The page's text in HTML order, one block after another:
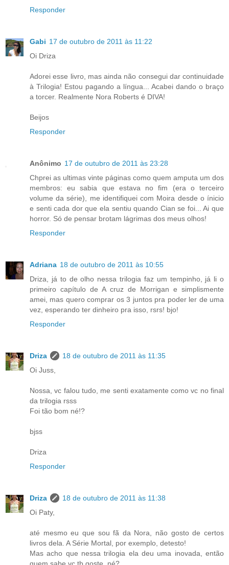
Responder
Gabi 17 de outubro de 2011 às 11:22
Oi Driza
Adorei esse livro, mas ainda não consegui dar continuidade
à Trilogia! Estou pagando a língua... Acabei dando o braço
a torcer. Realmente Nora Roberts é DIVA!
Beijos
Responder
Anônimo 17 de outubro de 2011 às 23:28
Chprei as ultimas vinte páginas como quem amputa um dos
membros: eu sabia que estava no fim (era o terceiro
volume da série), me identifiquei com Moira desde o ínicio
e senti cada dor que ela sentiu quando Cian se foi... Ai que
horror. Só de pensar brotam lágrimas dos meus olhos!
Responder
Adriana 18 de outubro de 2011 às 10:55
Driza, já to de olho nessa trilogia faz um tempinho, já li o
primeiro capítulo de A cruz de Morrigan e simplismente
amei, mas quero comprar os 3 juntos pra poder ler de uma
vez, esperando ter dinheiro pra isso, rsrs! bjo!
Responder
Driza
18 de outubro de 2011 às 11:35
Oi Juss,
Nossa, vc falou tudo, me senti exatamente como vc no final
da trilogia rsss
Foi tão bom né!?
bjss
Driza
Responder
Driza
18 de outubro de 2011 às 11:38
Oi Paty,
até mesmo eu que sou fã da Nora, não gosto de certos
livros dela. A Série Mortal, por exemplo, detesto!
Mas acho que nessa trilogia ela deu uma inovada, então
quem sabe vc tb goste, né?